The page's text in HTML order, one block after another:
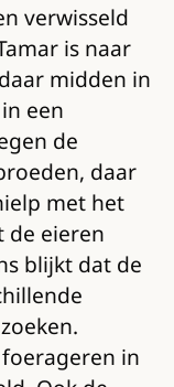
verwisseld
is naar
midden in
een
de
daar
met het
de eieren
blijkt dat de
in